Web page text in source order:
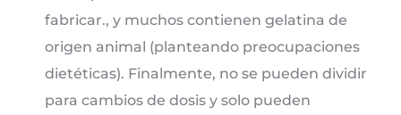
fabricar., y muchos contienen gelatina de
origen animal (planteando preocupaciones
dietéticas). Finalmente, no se pueden dividir
para cambios de dosis y solo pueden